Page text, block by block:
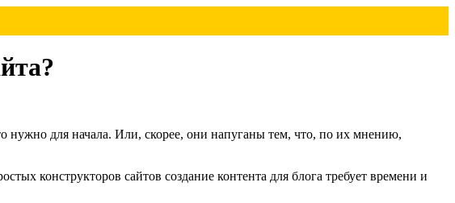
нужно для начала. Или, скорее, они напуганы тем, что, по их мнению,
конструкторов сайтов создание контента для блога требует времени и